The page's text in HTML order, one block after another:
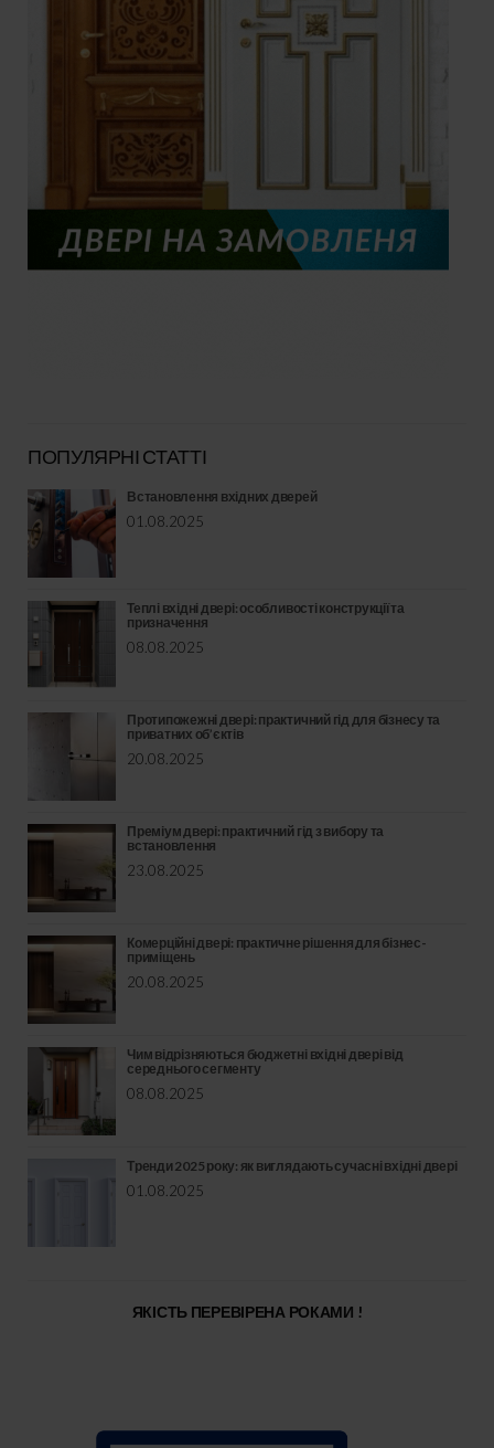
ПОПУЛЯРНІ СТАТТІ
Встановлення вхідних дверей
01.08.2025
Теплі вхідні двері: особливості конструкції та
призначення
08.08.2025
Протипожежні двері: практичний гід для бізнесу та
приватних об’єктів
20.08.2025
Преміум двері: практичний гід з вибору та
встановлення
23.08.2025
Комерційні двері: практичне рішення для бізнес-
приміщень
20.08.2025
Чим відрізняються бюджетні вхідні двері від
середнього сегменту
08.08.2025
Тренди 2025 року: як виглядають сучасні вхідні двері
01.08.2025
ЯКІСТЬ ПЕРЕВІРЕНА РОКАМИ !